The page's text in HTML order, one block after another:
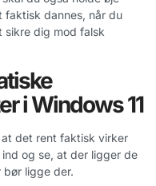
faktisk dannes, når du
dig mod falsk
i Windows 11
det rent faktisk virker
og se, at der ligger de
bør ligge der.